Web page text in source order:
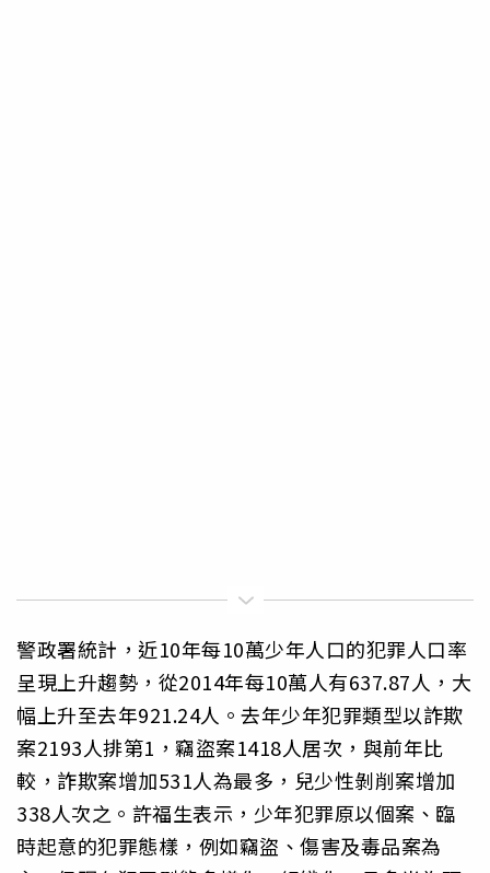
警政署統計，近10年每10萬少年人口的犯罪人口率
呈現上升趨勢，從2014年每10萬人有637.87人，大
幅上升至去年921.24人。去年少年犯罪類型以詐欺
案2193人排第1，竊盜案1418人居次，與前年比
較，詐欺案增加531人為最多，兒少性剝削案增加
338人次之。許福生表示，少年犯罪原以個案、臨
時起意的犯罪態樣，例如竊盜、傷害及毒品案為